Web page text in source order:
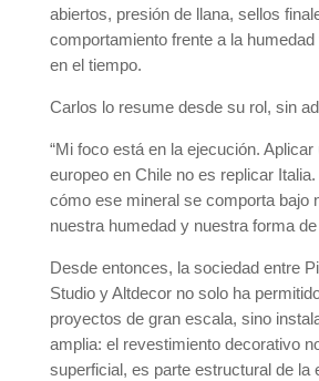
abiertos, presión de llana, sellos
comportamiento frente a la
en el tiempo.
Carlos lo resume desde su rol, sin
“Mi foco está en la ejecución.
europeo en Chile no es replicar
cómo ese mineral se comporta bajo
nuestra humedad y nuestra forma de
Desde entonces, la sociedad entre
Studio y Altdecor no solo ha
proyectos de gran escala, sino
amplia: el revestimiento decorativo
superficial, es parte estructural de la